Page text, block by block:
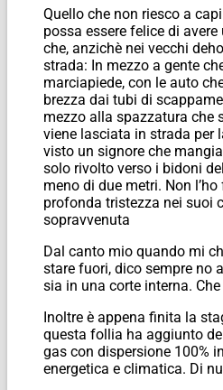
Quello che non riesco a
possa essere felice di avere
che, anzichè nei vecchi
strada: In mezzo a gente
marciapiede, con le auto
brezza dai tubi di
mezzo alla spazzatura che
viene lasciata in strada per
visto un signore che
solo rivolto verso i bidoni
meno di due metri. Non
profonda tristezza nei suoi
sopravvenuta
Dal canto mio quando mi
stare fuori, dico sempre no
sia in una corte interna.
Inoltre è appena finita la
questa follia ha aggiunto
gas con dispersione 100%
energetica e climatica. Di